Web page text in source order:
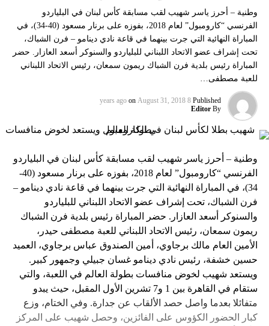
وطنية – أحرز ياسر شهيب لقب مسابقة كأس لبنان في البلياردو
الفرنسي “كارومبول” لعام 2018، بفوزه على برنار مسعود (40-34)، في
المباراة النهائية التي جرت بينهما في قاعة نادي دينامو – فرن الشباك،
تحت إشراف عضو الاتحاد اللبناني للبلياردو والسنوكر أسعد العازار. حضر
المباراة رئيس بلدية فرن الشباك ريمون سمعان، رئيس الاتحاد اللبناني
للعبة مصطفى…
Published
8 years ago
on August 31, 2018
By
Editor
وطنية – أحرز ياسر شهيب لقب مسابقة كأس لبنان في البلياردو
الفرنسي “كارومبول” لعام 2018، بفوزه على برنار مسعود (40-
34)، في المباراة النهائية التي جرت بينهما في قاعة نادي دينامو –
فرن الشباك، تحت إشراف عضو الاتحاد اللبناني للبلياردو
والسنوكر أسعد العازار. حضر المباراة رئيس بلدية فرن الشباك
ريمون سمعان، رئيس الاتحاد اللبناني للعبة مصطفى حيدر،
الأمين العام مالك برجاوي، أمين الصندوق عباس برجاوي، العميد
حسين خشفة، رئيس نادي دينامو غسان جبيلي وجمهور كبير.
ويستعد شهيب لخوض منافسات بطولة العالم في اللعبة، والتي
ستقام في القاهرة بين 1 و7 تشرين الأول المقبل، حيث يبدو
متفائلا بعدما واصل حصد الألقاب عن جدارة. وفي الختام، وزع
كبار الحضور الكؤوس على الفائزين، وحصل شهيب على المركز